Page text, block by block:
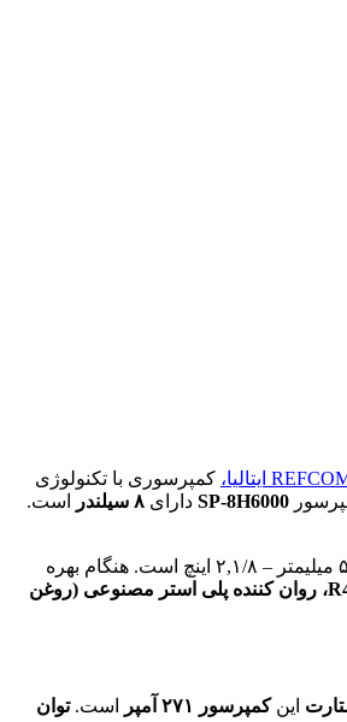
، کمپرسوری با تکنولوژی
SP-8H6000 دارای ۸ سیلندر
است.
۵۴ میلیمتر – ۲,۱/۸ اینچ است. هنگام بهره
، روان کننده پلی استر مصنوعی (روغن
اینکمپرسور ۲۷۱ آمپر است.توان